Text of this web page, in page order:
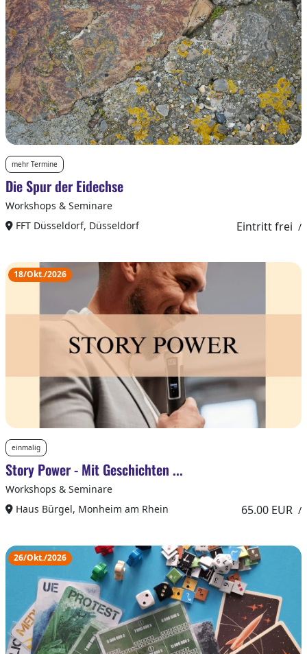
mehr Termine
Die Spur der Eidechse
Workshops & Seminare
FFT Düsseldorf, Düsseldorf
Eintritt frei /
18/Okt./2026
einmalig
Story Power - Mit Geschichten ...
Workshops & Seminare
Haus Bürgel, Monheim am Rhein
65.00 EUR /
26/Okt./2026